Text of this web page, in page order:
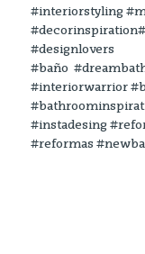
#interiorstyling
#designlovers
#baño
#interiorwarrior
#instadesing
#reformas